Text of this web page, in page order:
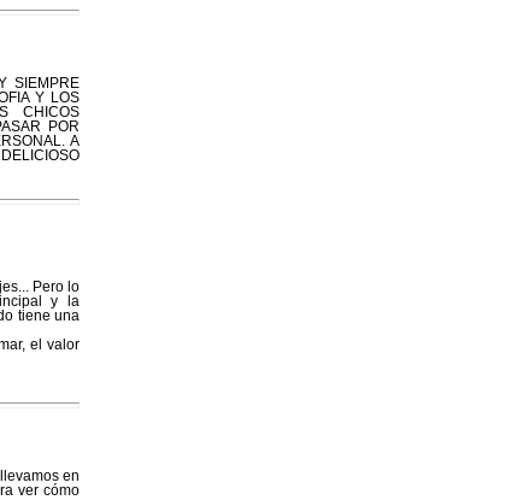
SIEMPRE
Y LOS
CHICOS
POR
A
Pero lo
y la
tiene una
el valor
en
ver cómo